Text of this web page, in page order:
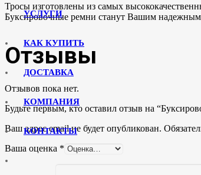
УСЛУГИ
КАК КУПИТЬ
ДОСТАВКА
КОМПАНИЯ
КОНТАКТЫ
Тросы изготовлены из самых
Буксировочные ремни станут Вашим
Отзывы
Отзывов пока нет.
Будьте первым, кто оставил отзыв на
Ваш адрес email не будет опубликован.
Ваша оценка *